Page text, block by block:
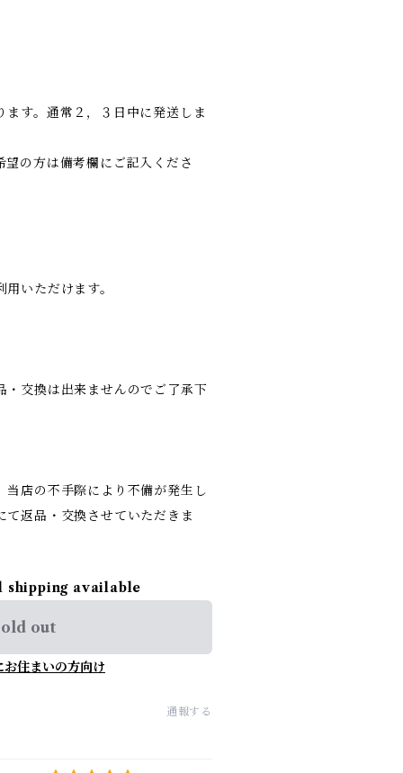
す。通常２，３日中に発送しま
の方は備考欄にご記入くださ
いただけます。
・交換は出来ませんのでご了承下
当店の不手際により不備が発生し
返品・交換させていただきま
available
out
お住まいの方向け
通報する